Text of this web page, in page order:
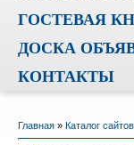
ГОСТЕВАЯ
ДОСКА
КОНТАКТЫ
Главная» Каталог сайтов